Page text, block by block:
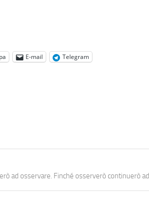
E-mail Telegram
ad osservare. Finché osserverò continuerò